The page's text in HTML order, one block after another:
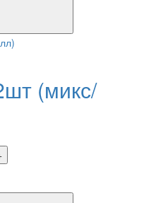
(микс/